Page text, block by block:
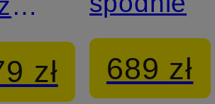
zł 689 zł